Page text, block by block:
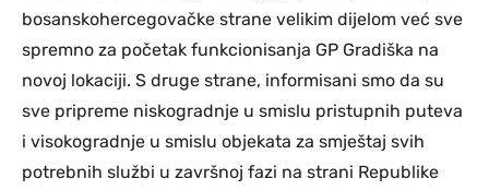
bosanskohercegovačke strane velikim dijelom već sve
spremno za početak funkcionisanja GP Gradiška na
novoj lokaciji. S druge strane, informisani smo da su
sve pripreme niskogradnje u smislu pristupnih puteva
i visokogradnje u smislu objekata za smještaj svih
potrebnih službi u završnoj fazi na strani Republike